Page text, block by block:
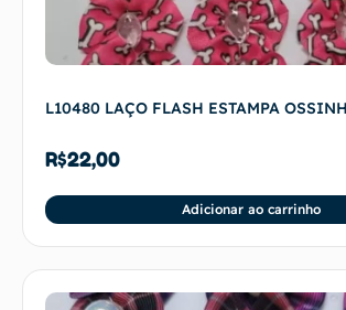
L10480 LAÇO FLASH ESTAMPA
R$22,00
Adicionar ao carrinho